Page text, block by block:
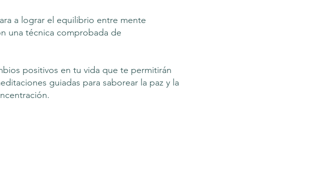
a lograr el equilibrio entre mente
una técnica comprobada de
positivos en tu vida que te permitirán
guiadas para saborear la paz y la